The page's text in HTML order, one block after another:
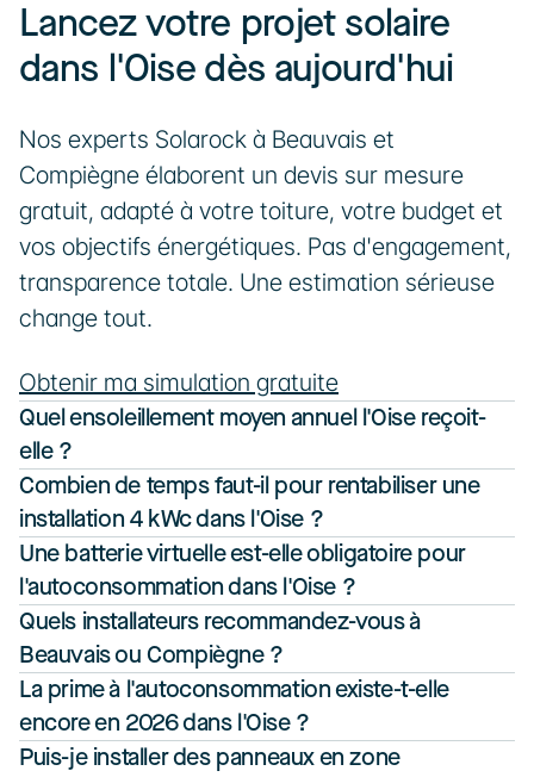
Lancez votre projet solaire
dans l'Oise dès aujourd'hui
Nos experts Solarock à Beauvais et
Compiègne élaborent un devis sur mesure
gratuit, adapté à votre toiture, votre budget et
vos objectifs énergétiques. Pas d'engagement,
transparence totale. Une estimation sérieuse
change tout.
Obtenir ma simulation gratuite
Quel ensoleillement moyen annuel l'Oise reçoit-
elle ?
Combien de temps faut-il pour rentabiliser une
installation 4 kWc dans l'Oise ?
Une batterie virtuelle est-elle obligatoire pour
l'autoconsommation dans l'Oise ?
Quels installateurs recommandez-vous à
Beauvais ou Compiègne ?
La prime à l'autoconsommation existe-t-elle
encore en 2026 dans l'Oise ?
Puis-je installer des panneaux en zone